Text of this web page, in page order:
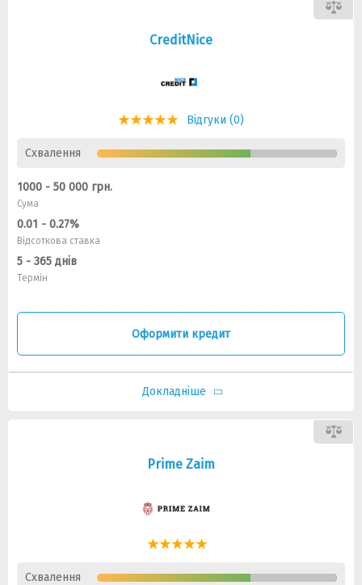
CreditNiсe
Відгуки (0)
Схвалення
1000 - 50 000 грн.
Сума
0.01 - 0.27%
Відсоткова ставка
5 - 365 днів
Термін
Оформити кредит
Докладніше
Prime Zaim
Схвалення